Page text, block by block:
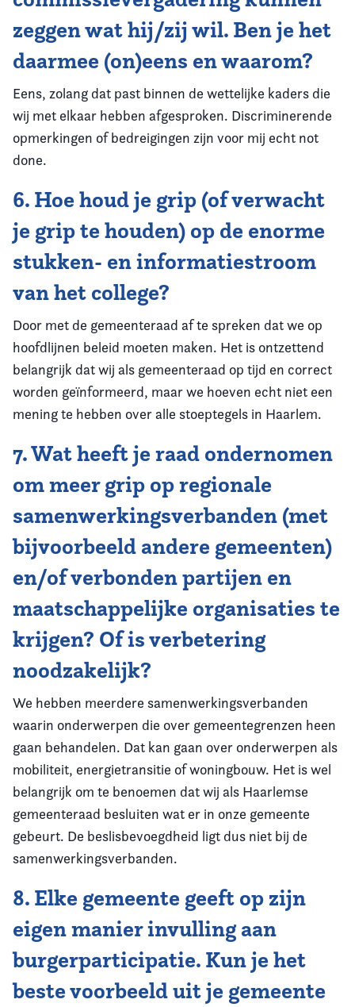
zeggen wat hij/zij wil. Ben je het
daarmee (on)eens en waarom?
Eens, zolang dat past binnen de wettelijke kaders die
wij met elkaar hebben afgesproken. Discriminerende
opmerkingen of bedreigingen zijn voor mij echt not
done.
6. Hoe houd je grip (of verwacht
je grip te houden) op de enorme
stukken- en informatiestroom
van het college?
Door met de gemeenteraad af te spreken dat we op
hoofdlijnen beleid moeten maken. Het is ontzettend
belangrijk dat wij als gemeenteraad op tijd en correct
worden geïnformeerd, maar we hoeven echt niet een
mening te hebben over alle stoeptegels in Haarlem.
7. Wat heeft je raad ondernomen
om meer grip op regionale
samenwerkingsverbanden (met
bijvoorbeeld andere gemeenten)
en/of verbonden partijen en
maatschappelijke organisaties te
krijgen? Of is verbetering
noodzakelijk?
We hebben meerdere samenwerkingsverbanden
waarin onderwerpen die over gemeentegrenzen heen
gaan behandelen. Dat kan gaan over onderwerpen als
mobiliteit, energietransitie of woningbouw. Het is wel
belangrijk om te benoemen dat wij als Haarlemse
gemeenteraad besluiten wat er in onze gemeente
gebeurt. De beslisbevoegdheid ligt dus niet bij de
samenwerkingsverbanden.
8. Elke gemeente geeft op zijn
eigen manier invulling aan
burgerparticipatie. Kun je het
beste voorbeeld uit je gemeente